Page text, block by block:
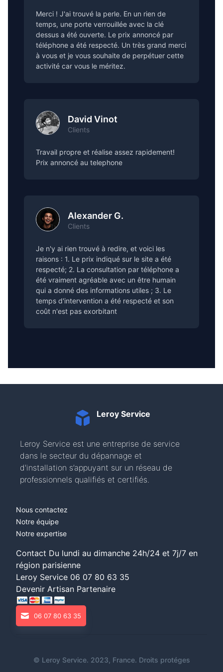
Merci ! J'ai trouvé la perle. En un rien de
temps, une porte verrouillée avec la clé
dessus a été ouverte. Le prix annoncé par
téléphone a été respecté. Un très grand merci
à vous et je vous souhaite de perpétuer cette
activité car vous le méritez.
David Vinot
Clients
Travail propre et réalise assez rapidement!
Prix annoncé au telephone
Alexander G.
Clients
Je n'y ai rien trouvé à redire, et voici les
raisons : 1. Le prix indiqué sur le site a été
respecté; 2. La consultation par téléphone a
été vraiment agréable avec un être humain
qui a donné des informations utiles ; 3. Le
temps d'intervention a été respecté et son
coût n'est pas exorbitant
Leroy Service
Leroy Service est une entreprise de service
dans le secteur du dépannage et
d'installation s’appuyant sur un réseau de
professionnels qualifiés et certifiés.
Nous contactez
Notre équipe
Notre expertise
Contact Du lundi au dimanche 24h/24 et 7j/7 en
région parisienne
Leroy Service 06 07 80 63 35
Devenir Artisan Partenaire
06 07 80 63 35
© Leroy Service. 2023, France. Droits protéges